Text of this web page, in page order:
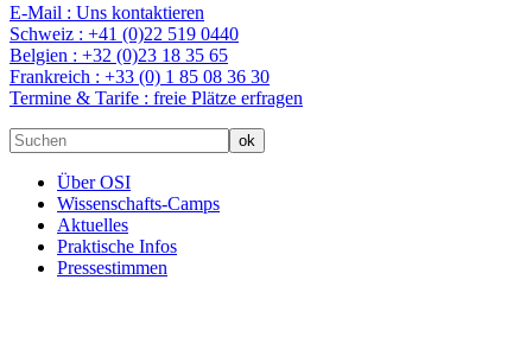
E-Mail : Uns kontaktieren
Schweiz : +41 (0)22 519 0440
Belgien : +32 (0)23 18 35 65
Frankreich : +33 (0) 1 85 08 36 30
Termine & Tarife : freie Plätze erfragen
Über OSI
Wissenschafts-Camps
Aktuelles
Praktische Infos
Pressestimmen